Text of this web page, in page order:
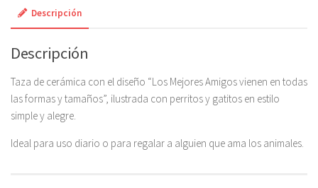
b
o
ok
at
sA
p
p r
Descripción
Descripción
Taza de cerámica con el diseño “Los Mejores Amigos vienen en todas
las formas y tamaños”, ilustrada con perritos y gatitos en estilo
simple y alegre.
Ideal para uso diario o para regalar a alguien que ama los animales.